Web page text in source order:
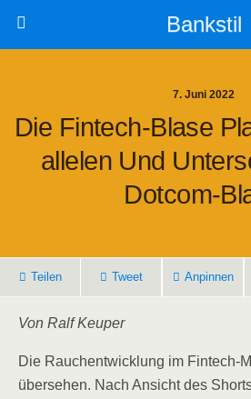
Bankstil
7. Juni 2022
Die Fin­tech-Bla­se
Al­le­len Und
Dotcom-
Tei­len Tweet Anpin­nen
Von Ralf Keuper
Die Rauch­ent­wick­lung im Fin­tech-
über­se­hen. Nach Ansicht des